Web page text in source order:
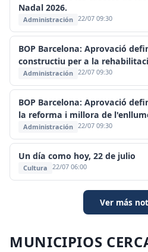
Nadal 2026.
Administración 22/07 09:30
BOP Barcelona: Aprovació
constructiu per a la
Administración 22/07 09:30
BOP Barcelona: Aprovació
la reforma i millora de
Administración 22/07 09:30
Un día como hoy, 22 de julio
Cultura 22/07 06:00
Ver más
MUNICIPIOS